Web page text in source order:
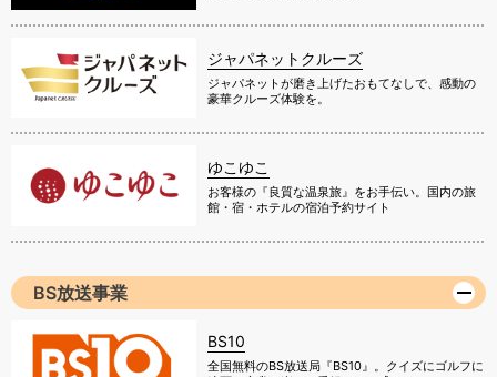
ジャパネットクルーズ
ジャパネットが磨き上げたおもてなしで、感動の
豪華クルーズ体験を。
ゆこゆこ
お客様の『良質な温泉旅』をお手伝い。国内の旅
館・宿・ホテルの宿泊予約サイト
BS放送事業
BS10
全国無料のBS放送局『BS10』。クイズにゴルフに